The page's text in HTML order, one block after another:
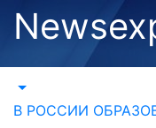
Перейти
содержимому
В РОССИИ